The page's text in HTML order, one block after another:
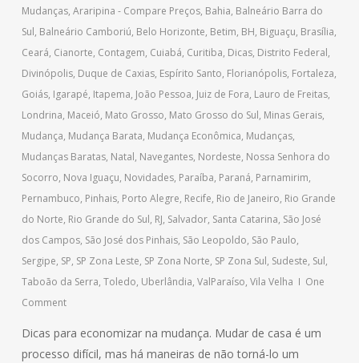
Mudanças, Araripina - Compare Preços, Bahia, Balneário Barra do
Sul, Balneário Camboriú, Belo Horizonte, Betim, BH, Biguaçu, Brasília,
Ceará, Cianorte, Contagem, Cuiabá, Curitiba, Dicas, Distrito Federal,
Divinópolis, Duque de Caxias, Espírito Santo, Florianópolis, Fortaleza,
Goiás, Igarapé, Itapema, João Pessoa, Juiz de Fora, Lauro de Freitas,
Londrina, Maceió, Mato Grosso, Mato Grosso do Sul, Minas Gerais,
Mudança, Mudança Barata, Mudança Econômica, Mudanças,
Mudanças Baratas, Natal, Navegantes, Nordeste, Nossa Senhora do
Socorro, Nova Iguaçu, Novidades, Paraíba, Paraná, Parnamirim,
Pernambuco, Pinhais, Porto Alegre, Recife, Rio de Janeiro, Rio Grande
do Norte, Rio Grande do Sul, RJ, Salvador, Santa Catarina, São José
dos Campos, São José dos Pinhais, São Leopoldo, São Paulo,
Sergipe, SP, SP Zona Leste, SP Zona Norte, SP Zona Sul, Sudeste, Sul,
Taboão da Serra, Toledo, Uberlândia, ValParaíso, Vila Velha
One
Comment
Dicas para economizar na mudança. Mudar de casa é um
processo difícil, mas há maneiras de não torná-lo um